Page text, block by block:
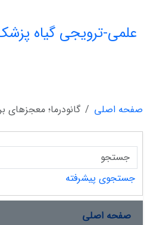
علمی-ترویجی گیاه
صفحه اصلی گانودرما؛ معجزه‏ای
جستجوی پیشرفته
صفحه اصلی